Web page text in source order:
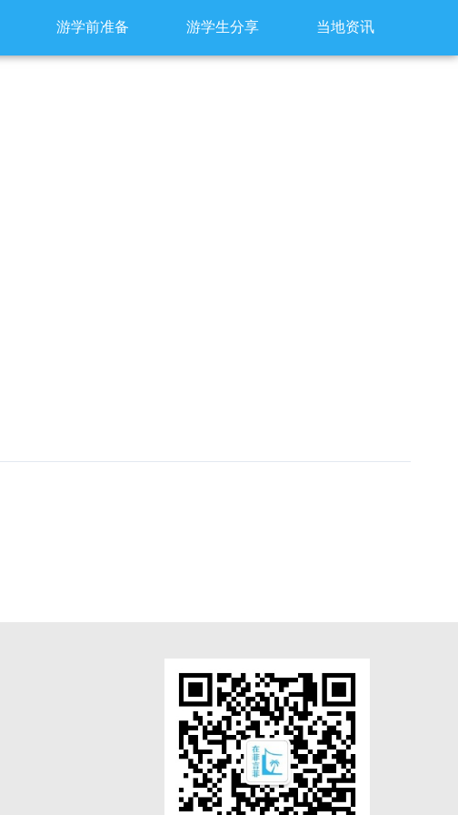
游学前准备 游学生分享 当地资讯